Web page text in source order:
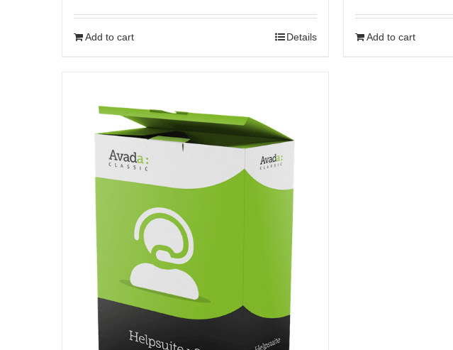
Add to cart Details Add to cart